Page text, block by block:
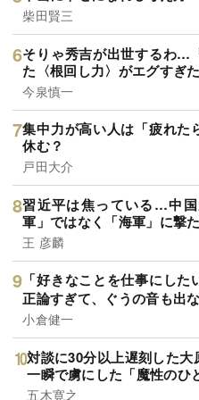
柴田賢三
そりゃ秀吉が出世するわ…
た〈根回し力〉がエグすぎた
今泉慎一
集中力が高い人は「疲れた
休む？
戸田大介
習近平は焦っている…中
軍」ではなく「海軍」に撃
王 彦麟
「好きなことを仕事にし
正論すぎて、ぐうの音も出
小倉健一
対談に30分以上遅刻した
一瞬で虜にした「魔性のひ
五木寛之